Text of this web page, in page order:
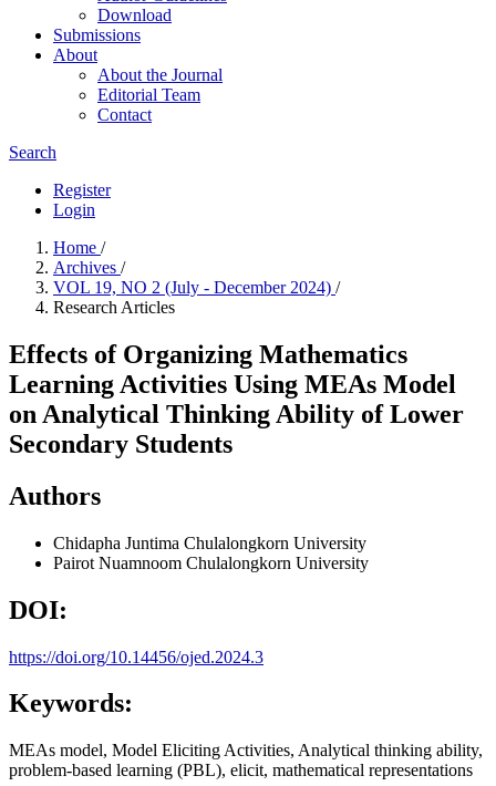
Download
Submissions
About
About the Journal
Editorial Team
Contact
Search
Register
Login
Home /
Archives /
VOL 19, NO 2 (July - December 2024) /
Research Articles
Effects of Organizing Mathematics
Learning Activities Using MEAs Model
on Analytical Thinking Ability of Lower
Secondary Students
Authors
Chidapha Juntima Chulalongkorn University
Pairot Nuamnoom Chulalongkorn University
DOI:
https://doi.org/10.14456/ojed.2024.3
Keywords:
MEAs model, Model Eliciting Activities, Analytical thinking ability,
problem-based learning (PBL), elicit, mathematical representations